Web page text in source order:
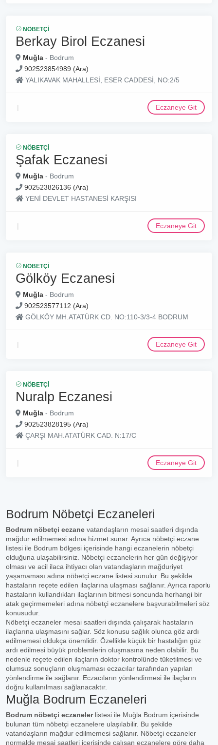
NÖBETÇI
Berkay Birol Eczanesi
Muğla - Bodrum
902523854989 (Ara)
YALIKAVAK MAHALLESİ, ESER CADDESİ, NO:2/5
Eczaneye Git
NÖBETÇI
Şafak Eczanesi
Muğla - Bodrum
902523826136 (Ara)
YENİ DEVLET HASTANESİ KARŞISI
Eczaneye Git
NÖBETÇI
Gölköy Eczanesi
Muğla - Bodrum
902523577112 (Ara)
GÖLKÖY MH.ATATÜRK CD. NO:110-3/3-4 BODRUM
Eczaneye Git
NÖBETÇI
Nuralp Eczanesi
Muğla - Bodrum
902523828195 (Ara)
ÇARŞI MAH.ATATÜRK CAD. N:17/C
Eczaneye Git
Bodrum Nöbetçi Eczaneleri
Bodrum nöbetçi eczane vatandaşların mesai saatleri dışında
mağdur edilmemesi adına hizmet sunar. Ayrıca nöbetçi eczane
listesi ile Bodrum bölgesi içerisinde hangi eczanelerin nöbetçi
olduğuna ulaşabilirsiniz. Nöbetçi eczanelerin her gün değişiyor
olması ve acil ilaca ihtiyacı olan vatandaşların mağduriyet
yaşamaması adına nöbetçi eczane listesi sunulur. Bu şekilde
hastaların reçete edilen ilaçlarına ulaşması sağlanır. Ayrıca raporlu
hastaların kullandıkları ilaçlarının bitmesi soncunda herhangi bir
atak geçirmemeleri adına nöbetçi eczanelere başvurabilmeleri söz
konusudur.
Nöbetçi eczaneler mesai saatleri dışında çalışarak hastaların
ilaçlarına ulaşmasını sağlar. Söz konusu sağlık olunca göz ardı
edilmemesi oldukça önemlidir. Özellikle küçük bir hastalığın göz
ardı edilmesi büyük problemlerin oluşmasına neden olabilir. Bu
nedenle reçete edilen ilaçların doktor kontrolünde tüketilmesi ve
olumsuz sonuçların oluşmaması eczacılar tarafından yapılan
yönlendirme ile sağlanır. Eczacıların yönlendirmesi ile ilaçların
doğru kullanılması sağlanacaktır.
Muğla Bodrum Eczaneleri
Bodrum nöbetçi eczanelerlistesi ile Muğla Bodrum içerisinde
bulunan tüm nöbetçi eczanelere ulaşılabilir. Bu şekilde
vatandaşların mağdur edilmemesi sağlanır. Nöbetçi eczaneler
normalde mesai saatleri içerisinde çalışan eczanelere göre daha